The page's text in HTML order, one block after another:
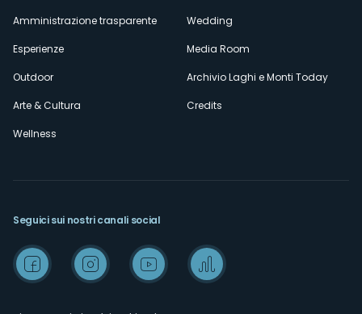
Amministrazione trasparente
Esperienze
Outdoor
Arte & Cultura
Wellness
Wedding
Media Room
Archivio Laghi e Monti Today
Credits
Seguici sui nostri canali social